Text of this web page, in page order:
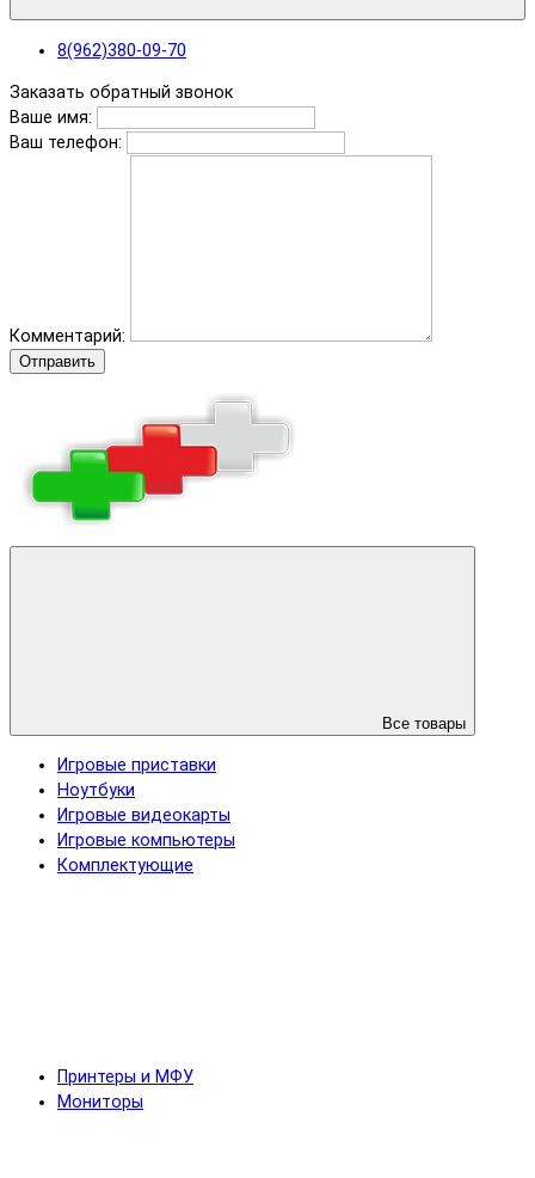
8(962)380-09-70
Заказать обратный звонок
Ваше имя:
Ваш телефон:
Комментарий:
Отправить
Все товары
Игровые приставки
Ноутбуки
Игровые видеокарты
Игровые компьютеры
Комплектующие
Принтеры и МФУ
Мониторы